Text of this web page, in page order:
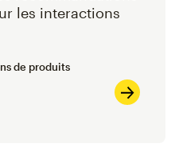
les interactions
de produits